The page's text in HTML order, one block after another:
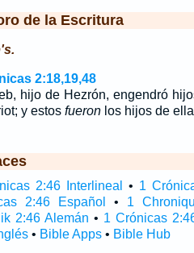
de la Escritura
2:18,19,48
hijo de Hezrón, engendró
y estos fueronlos hijos de
2:46 Interlineal • 1
2:46 Español
• 1
2:46 Alemán • 1 Crónicas
• Bible Apps• Bible Hub